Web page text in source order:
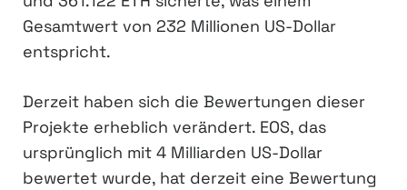
Gesamtwert von 232 Millionen US-Dollar
entspricht.
Derzeit haben sich die Bewertungen dieser
Projekte erheblich verändert. EOS, das
ursprünglich mit 4 Milliarden US-Dollar
bewertet wurde, hat derzeit eine Bewertung